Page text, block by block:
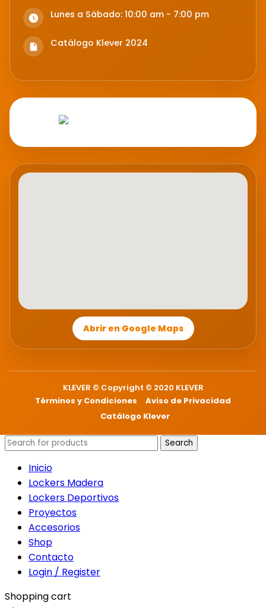
Lunes a Sábado: 10:00 am - 7:00 pm
Catálogo Klever 2024
Abrir en Google Maps
KLEVER © Copyright © 2020 KLEVER
Términos y Condiciones
Aviso de Privacidad
Catálogo Klever
Search
Inicio
Lockers Madera
Lockers Deportivos
Proyectos
Accesorios
Shop
Contacto
Login / Register
Shopping cart